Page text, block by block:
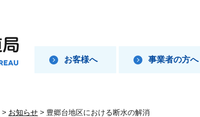
お客様へ 事業者の方へ
> お知らせ > 豊郷台地区における断水の解消